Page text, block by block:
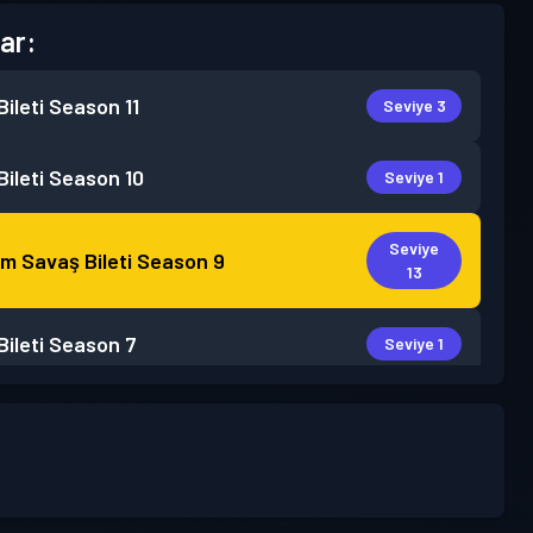
Season 11 Seviye 3
Season 10 Seviye 1
Savaş Bileti Season 9
Seviye
13
Season 7 Seviye 1